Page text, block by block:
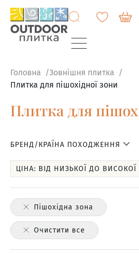
Головна
Зовнішня плитка
Плитка для пішохідної зони
Плитка для
БРЕНД/КРАЇНА ПОХОДЖЕННЯ
ЦІНА: ВІД НИЗЬКОЇ ДО ВИСОКОЇ
Пішохідна зона
Очистити все